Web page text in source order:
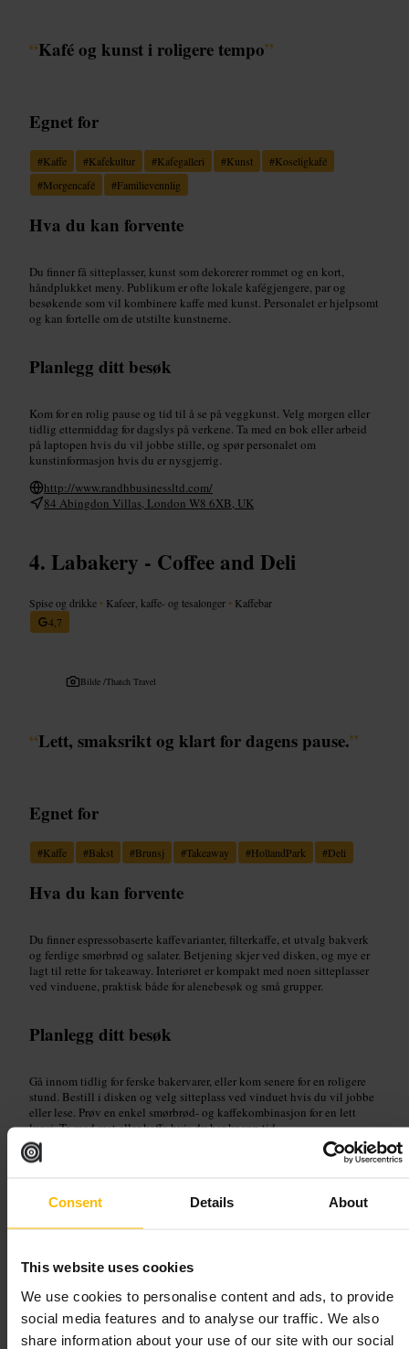
Consent Details About
This website uses cookies
We use cookies to personalise content and ads, to provide
social media features and to analyse our traffic. We also
share information about your use of our site with our social
“Kafé og kunst i roligere tempo”
Egnet for
#Kaffe #Kafekultur #Kafegalleri #Kunst #Koseligkafé
#Morgencafé #Familievennlig
Hva du kan forvente
Du finner få sitteplasser, kunst som dekorerer rommet og en kort,
håndplukket meny. Publikum er ofte lokale kafégjengere, par og
besøkende som vil kombinere kaffe med kunst. Personalet er hjelpsomt
og kan fortelle om de utstilte kunstnerne.
Planlegg ditt besøk
Kom for en rolig pause og tid til å se på veggkunst. Velg morgen eller
tidlig ettermiddag for dagslys på verkene. Ta med en bok eller arbeid
på laptopen hvis du vil jobbe stille, og spør personalet om
kunstinformasjon hvis du er nysgjerrig.
http://www.randhbusinessltd.com/
84 Abingdon Villas, London W8 6XB, UK
Labakery - Coffee and Deli
Spise og drikke • Kafeer, kaffe- og tesalonger • Kaffebar
4,7
Bilde /Thatch Travel
“Lett, smaksrikt og klart for dagens pause.”
Egnet for
#Kaffe #Bakst #Brunsj #Takeaway #HollandPark #Deli
Hva du kan forvente
Du finner espressobaserte kaffevarianter, filterkaffe, et utvalg bakverk
og ferdige smørbrød og salater. Betjening skjer ved disken, og mye er
lagt til rette for takeaway. Interiøret er kompakt med noen sitteplasser
ved vinduene, praktisk både for alenebesøk og små grupper.
Planlegg ditt besøk
Gå innom tidlig for ferske bakervarer, eller kom senere for en roligere
stund. Bestill i disken og velg sitteplass ved vinduet hvis du vil jobbe
eller lese. Prøv en enkel smørbrød- og kaffekombinasjon for en lett
lunsj. Ta med mat eller kaffe hvis du har knapp tid.
Guillam Coffee House – South
Kensington
Spising og drikke•Kafeer, kaffe- og tesalonger•Kafé
4,6
4